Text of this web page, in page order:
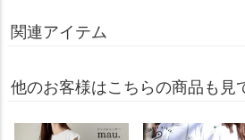
関連アイテム
他のお客様はこちらの商品も見